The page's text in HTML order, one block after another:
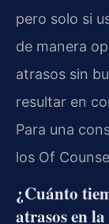
pero solo si
de manera
atrasos sin
resultar en
Para una
los Of
¿Cuánto
atrasos en